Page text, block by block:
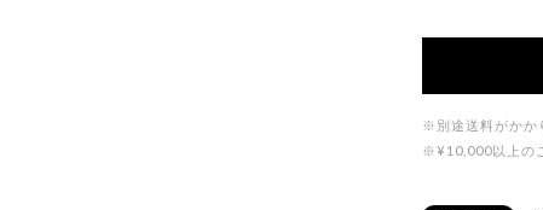
※別途送料がかか
※¥10,000以上の